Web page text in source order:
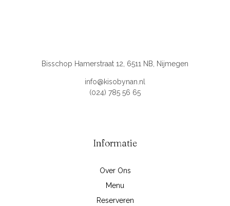
Bisschop Hamerstraat 12, 6511 NB, Nijmegen
info@kisobynan.nl
(024) 785 56 65
Informatie
Over Ons
Menu
Reserveren